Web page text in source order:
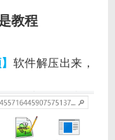
教程
软件解压出来，